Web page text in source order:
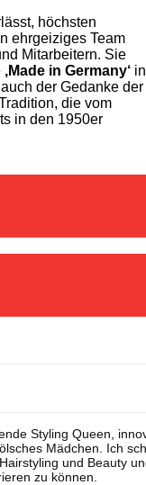
höchsten
ehrgeiziges Team
Mitarbeitern. Sie
‚Made in Germany‘ in
der Gedanke der
die vom
in den 1950er
Styling Queen,
Mädchen. Ich
und Beauty
zu können.